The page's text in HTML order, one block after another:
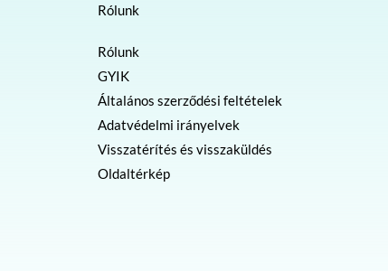
Rólunk
Rólunk
GYIK
Általános szerződési feltételek
Adatvédelmi irányelvek
Visszatérítés és visszaküldés
Oldaltérkép